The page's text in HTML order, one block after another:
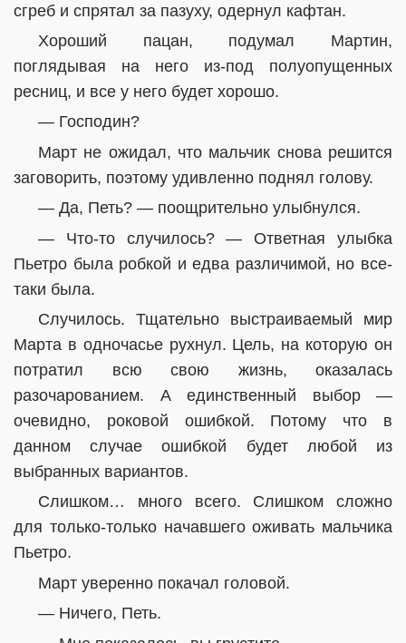
сгреб и спрятал за пазуху, одернул кафтан.
Хороший пацан, подумал Мартин,
поглядывая на него из-под полуопущенных
ресниц, и все у него будет хорошо.
— Господин?
Март не ожидал, что мальчик снова решится
заговорить, поэтому удивленно поднял голову.
— Да, Петь? — поощрительно улыбнулся.
— Что-то случилось? — Ответная улыбка
Пьетро была робкой и едва различимой, но все-
таки была.
Случилось. Тщательно выстраиваемый мир
Марта в одночасье рухнул. Цель, на которую он
потратил всю свою жизнь, оказалась
разочарованием. А единственный выбор —
очевидно, роковой ошибкой. Потому что в
данном случае ошибкой будет любой из
выбранных вариантов.
Слишком… много всего. Слишком сложно
для только-только начавшего оживать мальчика
Пьетро.
Март уверенно покачал головой.
— Ничего, Петь.